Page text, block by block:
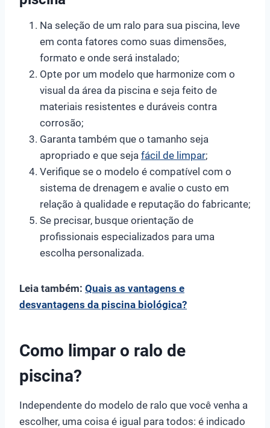
Na seleção de um ralo para sua piscina, leve
em conta fatores como suas dimensões,
formato e onde será instalado;
Opte por um modelo que harmonize com o
visual da área da piscina e seja feito de
materiais resistentes e duráveis contra
corrosão;
Garanta também que o tamanho seja
apropriado e que seja fácil de limpar;
Verifique se o modelo é compatível com o
sistema de drenagem e avalie o custo em
relação à qualidade e reputação do fabricante;
Se precisar, busque orientação de
profissionais especializados para uma
escolha personalizada.
Leia também: Quais as vantagens e
desvantagens da piscina biológica?
Como limpar o ralo de
piscina?
Independente do modelo de ralo que você venha a
escolher, uma coisa é igual para todos: é indicado